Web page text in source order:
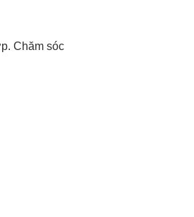
Chăm sóc